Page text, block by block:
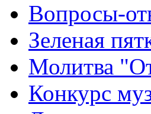
Вопросы-
Зеленая
Молитва
Конкурс